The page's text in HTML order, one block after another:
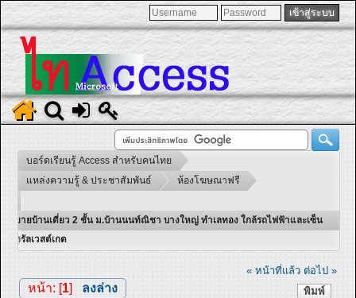
บอร์ดเรียนรู้ Access สำหรับคนไทย
แหล่งความรู้ & ประชาสัมพันธ์
ห้องโฆษณาฟรี
ขายบ้านเดี่ยว 2 ชั้น ม.บ้านนนท์ณิชา บางใหญ่ ทำเลทอง ใกล้รถไฟฟ้าและเซ็น
ทรัลเวสต์เกต
« หน้าที่แล้ว ต่อไป »
พิมพ์
หน้า: [1] ลงล่าง